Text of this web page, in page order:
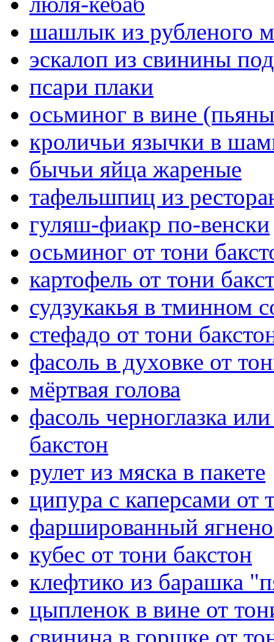
шашлык из рубленого
эскалоп из свинины
псари плаки
осьминог в вине
кроличьи язычки в
бычьи яйца жареные
тафельшпиц из
гуляш-фиакр по-венски
осьминог от тони
картофель от тони
судзукакья в тминном
стефадо от тони
фасоль в духовке от
мёртвая голова
фасоль черноглазка
бакстон
рулет из мяска в пакете
ципура с каперсами от
фаршированный
кубес от тони бакстон
клефтико из барашка
цыпленок в вине от